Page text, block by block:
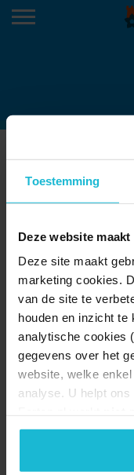
Toestemming
Deze website
Deze site maakt
marketing cookies.
van de site te
houden en inzicht te
analytische cookies
gegevens over het
website, welke
analyse. U helpt
geen commerciële
de knoppen